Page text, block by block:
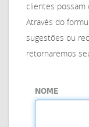
clientes possam
Através do
sugestões ou
retornaremos
NOME